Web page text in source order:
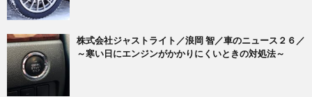
株式会社ジャストライト／浪岡 智／車のニュース２６／
～寒い日にエンジンがかかりにくいときの対処法～